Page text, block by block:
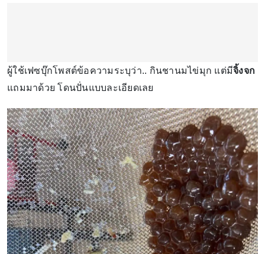
ผู้ใช้เฟซบุ๊กโพสต์ข้อความระบุว่า.. กินชานมไข่มุก แต่มีจิ้งจก
แถมมาด้วย โดนปั่นแบบละเอียดเลย